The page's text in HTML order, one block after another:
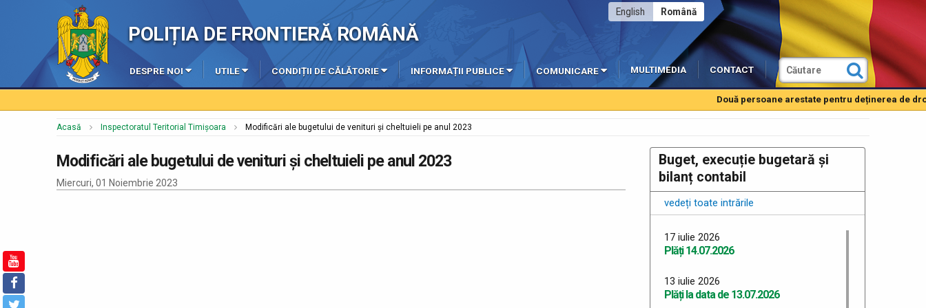
POLIȚIA DE FRONTIERĂ ROMÂNĂ
Română
English
DESPRE NOI UTILE CONDIȚII DE CĂLĂTORIE INFORMAȚII PUBLICE COMUNICARE MULTIMEDIA CONTACT
Două persoane arestate pentru deținerea de
Acasă Inspectoratul Teritorial Timișoara Modificări ale bugetului de venituri și cheltuieli pe anul 2023
Modificări ale bugetului de venituri și cheltuieli pe anul 2023
Miercuri, 01 Noiembrie 2023
Buget, execuție bugetară și
bilanț contabil
vedeți toate intrările
17 iulie 2026
Plăți 14.07.2026
13 iulie 2026
Plăți la data de 13.07.2026